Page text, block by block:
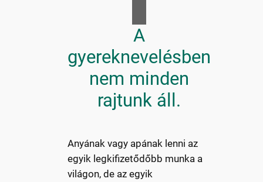
A
gyereknevelésben
nem minden
rajtunk áll.
Anyának vagy apának lenni az
egyik legkifizetődőbb munka a
világon, de az egyik